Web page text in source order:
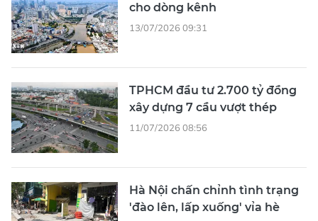
cho dòng kênh
13/07/2026 09:31
TPHCM đầu tư 2.700 tỷ đồng
xây dựng 7 cầu vượt thép
11/07/2026 08:56
Hà Nội chấn chỉnh tình trạng
'đào lên, lấp xuống' vỉa hè